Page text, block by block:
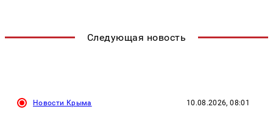
Следующая новость
Новости Крыма 10.08.2026, 08:01